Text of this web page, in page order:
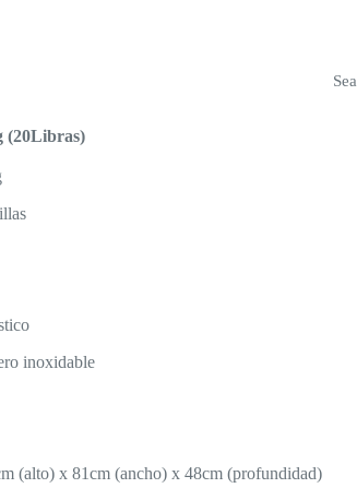
(20Libras)
inoxidable
(alto) x 81cm (ancho) x 48cm (profundidad)